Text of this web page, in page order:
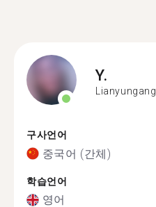
Y.
Lianyungang
구사언어
중국어 (간체)
학습언어
영어